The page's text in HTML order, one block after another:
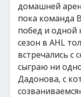
домашней
пока команда
побед и одной
сезон в AHL
встречались с
сыграю ни
Дадонова, с